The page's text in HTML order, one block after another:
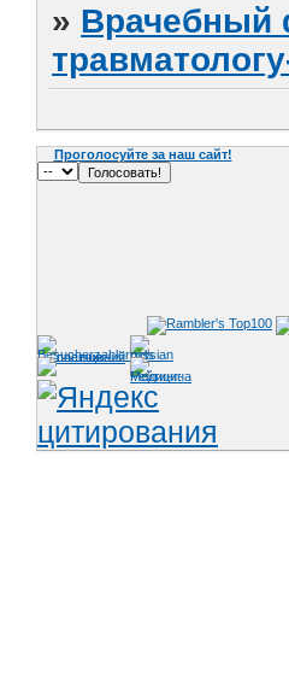
» Врачебный
Проголосуйте за наш сайт!